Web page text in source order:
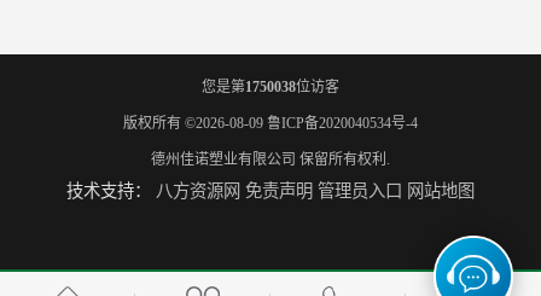
您是第1750038位访客
版权所有 ©2026-08-09 鲁ICP备2020040534号-4
德州佳诺塑业有限公司 保留所有权利.
技术支持： 八方资源网 免责声明 管理员入口 网站地图